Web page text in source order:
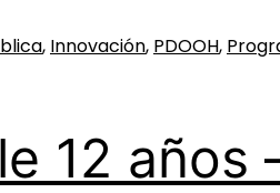
, Innovación, PDOOH,
12 años